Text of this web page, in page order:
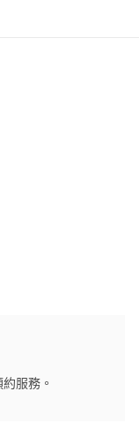
服務。